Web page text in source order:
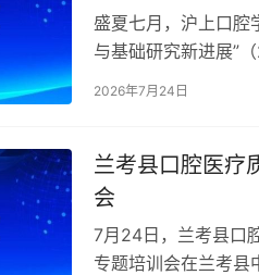
盛夏七月，沪上口腔
与基础研究新进展”
2026年7月18日至2…
2026年7月24日
兰考县口腔医疗
会
7月24日，兰考县口
专题培训会在兰考县